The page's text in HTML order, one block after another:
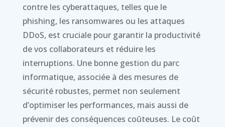
contre les cyberattaques, telles que le
phishing, les ransomwares ou les attaques
DDoS, est cruciale pour garantir la productivité
de vos collaborateurs et réduire les
interruptions. Une bonne gestion du parc
informatique, associée à des mesures de
sécurité robustes, permet non seulement
d’optimiser les performances, mais aussi de
prévenir des conséquences coûteuses. Le coût